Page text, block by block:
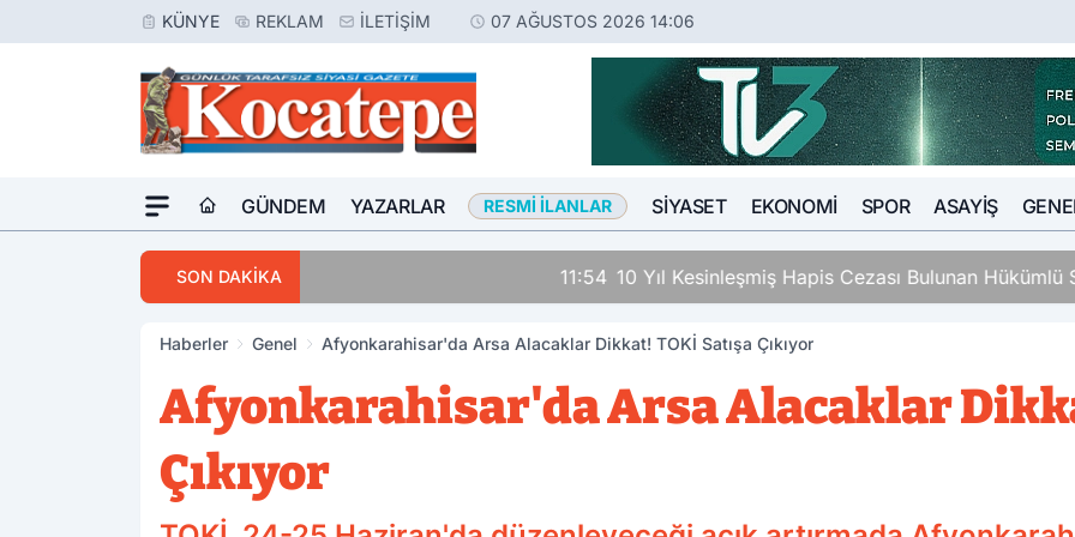
KÜNYE REKLAM İLETIŞIM 07 AĞUSTOS 2026 14:06
GÜNDEM YAZARLAR RESMI İLANLAR SIYASET EKONOMI SPOR ASAYIŞ
SON DAKİKA 10 Yıl Kesinleşmiş Hapis Cezası Bulunan Hükümlü Salar’da Yakalandı
Haberler Genel Afyonkarahisar'da Arsa Alacaklar Dikkat! TOKİ Satışa Çıkıyor
Afyonkarahisar'da Arsa Alacaklar
Çıkıyor